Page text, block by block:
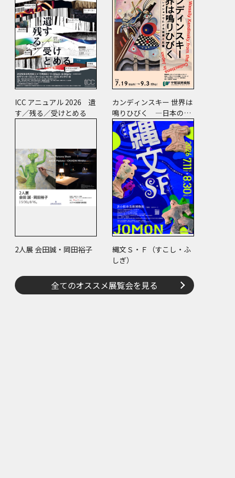
ICC アニュアル 2026 遺
す／残る／受けとめる
カンディンスキー 世界は
鳴りひびく ―日本のコ
レクションでたどる画業
と反響―
2人展 会田誠・岡田裕子
縄文Ｓ・Ｆ（すこし・ふ
しぎ）
全てのオススメ展覧会を見る